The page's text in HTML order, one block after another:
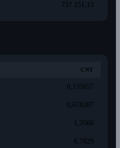
737 151,13
CNY
0,135657
0,678287
1,3566
6,7829